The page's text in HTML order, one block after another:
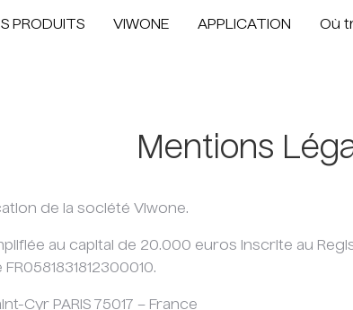
PRODUITS VIWONE APPLICATION Où
Mentions
de la société Viwone.
au capital de 20.000 euros inscrite au
Cyr PARIS 75017 – France